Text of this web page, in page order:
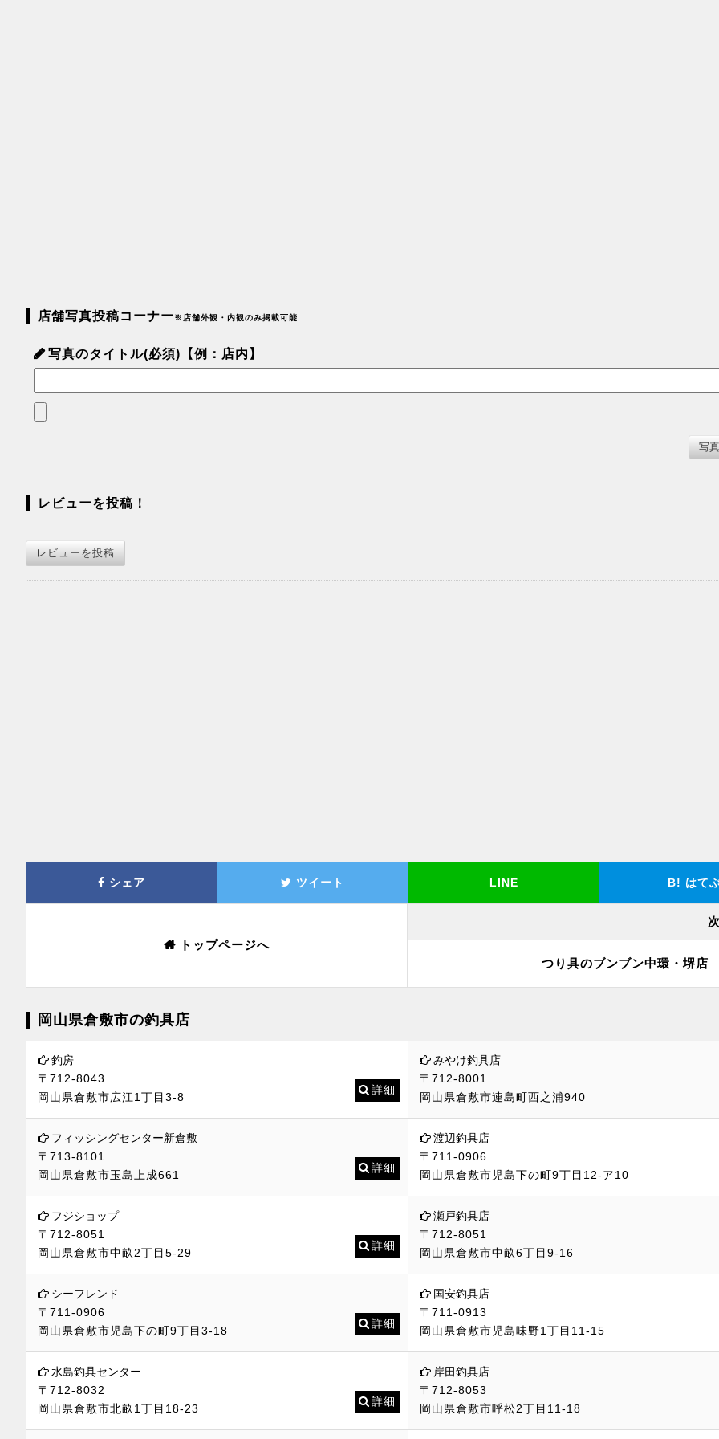
店舗写真投稿コーナー※店舗外観・内観のみ掲載可能
写真のタイトル(必須)【例：店内】
レビューを投稿！
レビューを投稿
シェア ツイート LINE B! はて
トップページへ
つり具のブンブン中環・堺店
岡山県倉敷市の釣具店
釣房
〒712-8043
岡山県倉敷市広江1丁目3-8
詳細
みやけ釣具店
〒712-8001
岡山県倉敷市連島町西之浦940
フィッシングセンター新倉敷
〒713-8101
岡山県倉敷市玉島上成661
詳細
渡辺釣具店
〒711-0906
岡山県倉敷市児島下の町9丁目12-ア10
フジショップ
〒712-8051
岡山県倉敷市中畝2丁目5-29
詳細
瀬戸釣具店
〒712-8051
岡山県倉敷市中畝6丁目9-16
シーフレンド
〒711-0906
岡山県倉敷市児島下の町9丁目3-18
詳細
国安釣具店
〒711-0913
岡山県倉敷市児島味野1丁目11-15
水島釣具センター
〒712-8032
岡山県倉敷市北畝1丁目18-23
詳細
岸田釣具店
〒712-8053
岡山県倉敷市呼松2丁目11-18